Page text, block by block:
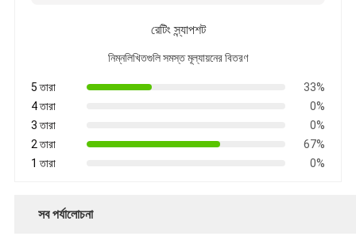
রেটিং স্ন্যাপশট
নিম্নলিখিতগুলি সমস্ত মূল্যায়নের বিতরণ
5 তারা
33%
4 তারা
0%
3 তারা
0%
2 তারা
67%
1 তারা
0%
সব পর্যালোচনা